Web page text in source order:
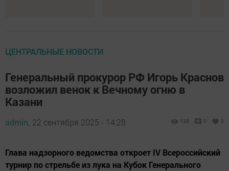
ЦЕНТРАЛЬНЫЕ НОВОСТИ
Генеральный прокурор РФ Игорь Краснов
возложил венок к Вечному огню в
Казани
admin, 22 сентября 2025 - 14:28 138 0 0
Глава надзорного ведомства откроет IV Всероссийский
турнир по стрельбе из лука на Кубок Генерального